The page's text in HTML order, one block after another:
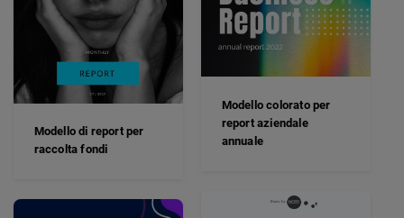
Modello colorato per
report aziendale
annuale
Modello di report per
raccolta fondi